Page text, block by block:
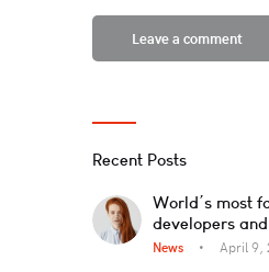
Recent Posts
World’s most
developers
News April 9,